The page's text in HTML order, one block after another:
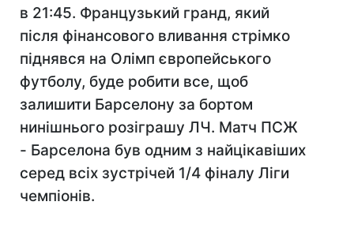
в 21:45. Французький гранд, який
після фінансового вливання стрімко
піднявся на Олімп європейського
футболу, буде робити все, щоб
залишити Барселону за бортом
нинішнього розіграшу ЛЧ. Матч ПСЖ
- Барселона був одним з найцікавіших
серед всіх зустрічей 1/4 фіналу Ліги
чемпіонів.